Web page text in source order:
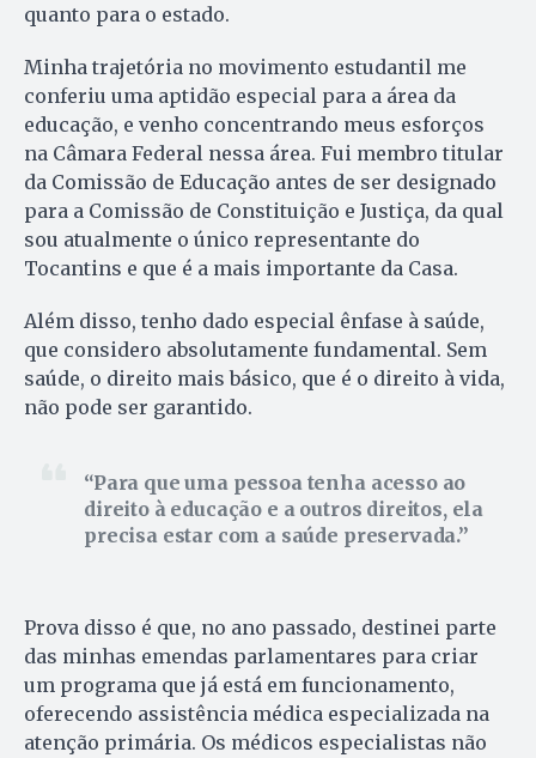
quanto para o estado.
Minha trajetória no movimento estudantil me
conferiu uma aptidão especial para a área da
educação, e venho concentrando meus esforços
na Câmara Federal nessa área. Fui membro titular
da Comissão de Educação antes de ser designado
para a Comissão de Constituição e Justiça, da qual
sou atualmente o único representante do
Tocantins e que é a mais importante da Casa.
Além disso, tenho dado especial ênfase à saúde,
que considero absolutamente fundamental. Sem
saúde, o direito mais básico, que é o direito à vida,
não pode ser garantido.
Para que uma pessoa tenha acesso ao
direito à educação e a outros direitos, ela
precisa estar com a saúde preservada.
Prova disso é que, no ano passado, destinei parte
das minhas emendas parlamentares para criar
um programa que já está em funcionamento,
oferecendo assistência médica especializada na
atenção primária. Os médicos especialistas não